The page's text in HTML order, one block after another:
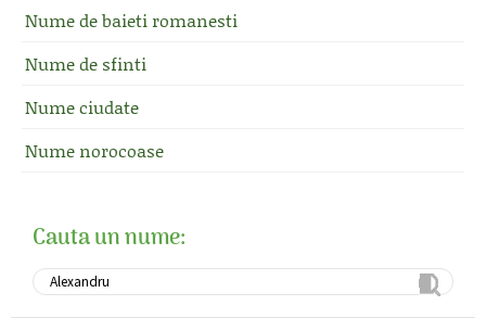
Nume de baieti romanesti
Nume de sfinti
Nume ciudate
Nume norocoase
Cauta un nume: